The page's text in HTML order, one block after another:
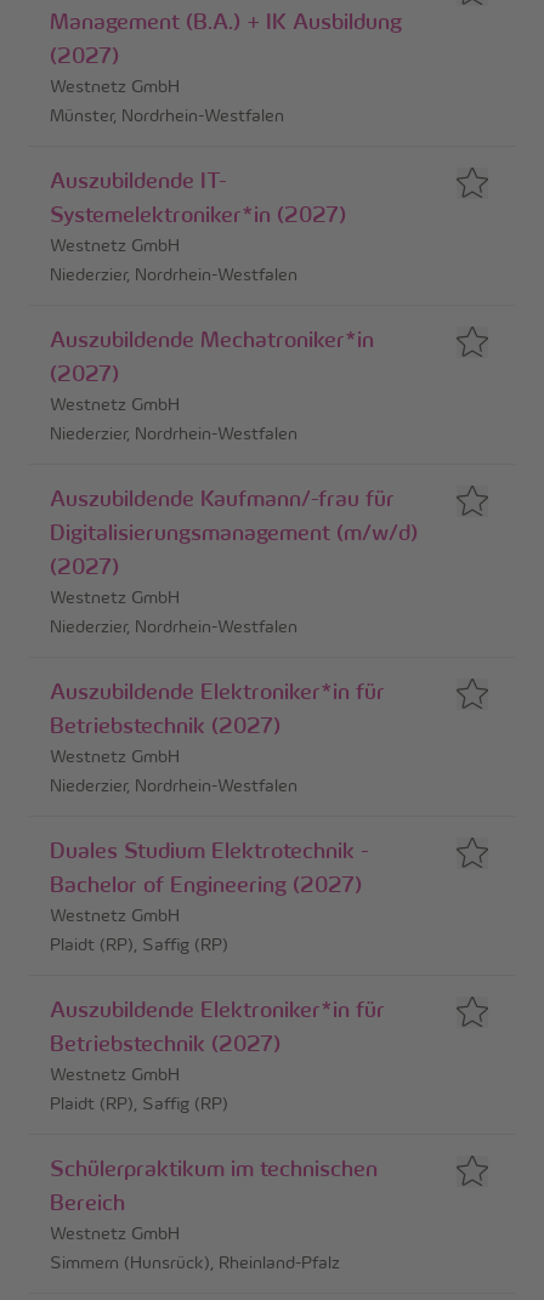
Management (B.A.) + IK Ausbildung
(2027)
Westnetz GmbH
Münster, Nordrhein-Westfalen
Auszubildende IT-
Systemelektroniker*in (2027)
Westnetz GmbH
Niederzier, Nordrhein-Westfalen
Auszubildende Mechatroniker*in
(2027)
Westnetz GmbH
Niederzier, Nordrhein-Westfalen
Auszubildende Kaufmann/-frau für
Digitalisierungsmanagement (m/w/d)
(2027)
Westnetz GmbH
Niederzier, Nordrhein-Westfalen
Auszubildende Elektroniker*in für
Betriebstechnik (2027)
Westnetz GmbH
Niederzier, Nordrhein-Westfalen
Duales Studium Elektrotechnik -
Bachelor of Engineering (2027)
Westnetz GmbH
Plaidt (RP), Saffig (RP)
Auszubildende Elektroniker*in für
Betriebstechnik (2027)
Westnetz GmbH
Plaidt (RP), Saffig (RP)
Schülerpraktikum im technischen
Bereich
Westnetz GmbH
Simmern (Hunsrück), Rheinland-Pfalz